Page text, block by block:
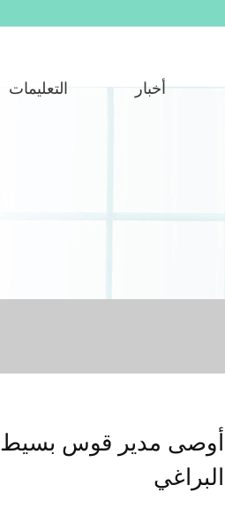
أخبار التعليمات
أوصى مدير قوس
البراغي